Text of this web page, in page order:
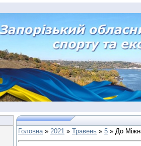
Головна» 2021 » Травень » 5 » До